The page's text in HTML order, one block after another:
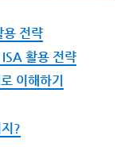
용 전략
활용 전략
이해하기
?